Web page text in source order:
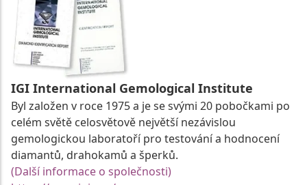
IGI International Gemological Institute
Byl založen v roce 1975 a je se svými 20 pobočkami po
celém světě celosvětově největší nezávislou
gemologickou laboratoří pro testování a hodnocení
diamantů, drahokamů a šperků.
(Další informace o společnosti)